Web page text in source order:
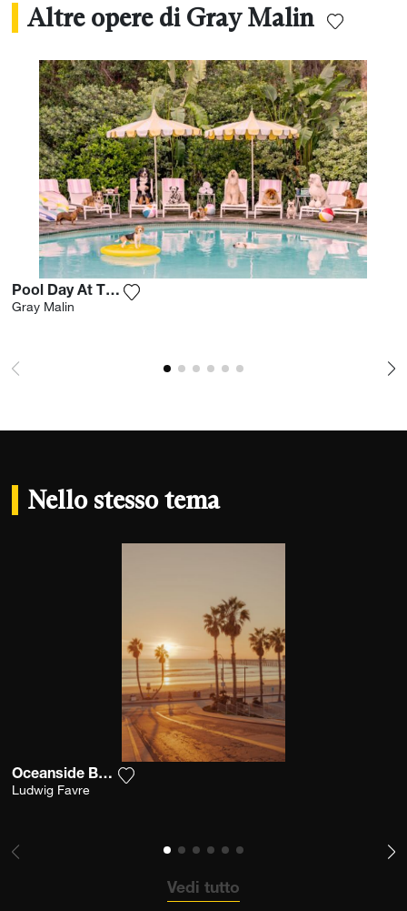
Altre opere di Gray Malin
Pool Day At The Parker
Gray Malin
Nello stesso tema
Oceanside Boardwalk
Ludwig Favre
Vedi tutto